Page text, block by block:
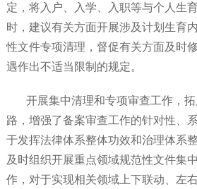
定，将入户、入学、入职等与个人生
时，建议有关方面开展涉及计划生育
性文件专项清理，督促有关方面及时
遇作出不适当限制的规定。
开展集中清理和专项审查工作，
路，增强了备案审查工作的针对性、
于发挥法律体系整体功效和治理体系
及时组织开展重点领域规范性文件集
作，对于实现相关领域上下联动、左